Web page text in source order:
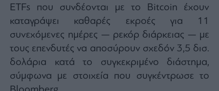
ETFs που συνδέονται με το Bitcoin έχουν
καταγράψει καθαρές εκροές για 11
συνεχόμενες ημέρες — ρεκόρ διάρκειας — με
τους επενδυτές να αποσύρουν σχεδόν 3,5 δισ.
δολάρια κατά το συγκεκριμένο διάστημα,
σύμφωνα με στοιχεία που συγκέντρωσε το